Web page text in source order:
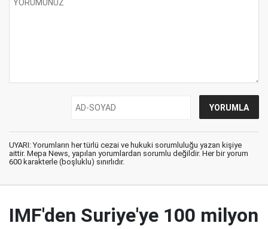
UYARI: Yorumların her türlü cezai ve hukuki sorumluluğu yazan kişiye
aittir. Mepa News, yapılan yorumlardan sorumlu değildir. Her bir yorum
600 karakterle (boşluklu) sınırlıdır.
IMF'den Suriye'ye 100 milyon